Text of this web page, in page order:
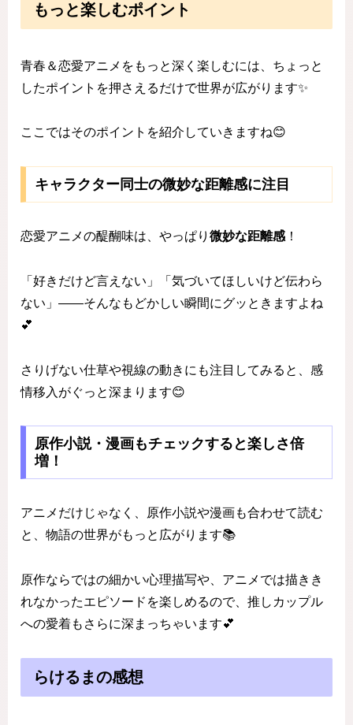
もっと楽しむポイント
青春＆恋愛アニメをもっと深く楽しむには、ちょっと
したポイントを押さえるだけで世界が広がります✨
ここではそのポイントを紹介していきますね😊
キャラクター同士の微妙な距離感に注目
恋愛アニメの醍醐味は、やっぱり 微妙な距離感 ！
「好きだけど言えない」「気づいてほしいけど伝わら
ない」——そんなもどかしい瞬間にグッときますよね
💕
さりげない仕草や視線の動きにも注目してみると、感
情移入がぐっと深まります😊
原作小説・漫画もチェックすると楽しさ倍
増！
アニメだけじゃなく、原作小説や漫画も合わせて読む
と、物語の世界がもっと広がります📚
原作ならではの細かい心理描写や、アニメでは描きき
れなかったエピソードを楽しめるので、推しカップル
への愛着もさらに深まっちゃいます💕
らけるまの感想